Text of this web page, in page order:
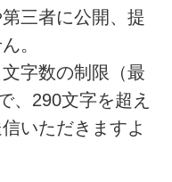
三者に公開、提
。
字数の制限（最
、290文字を超え
いただきますよ